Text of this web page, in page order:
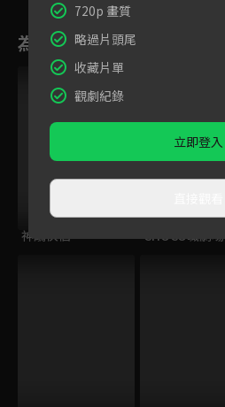
為您推薦
VIP
神鵰俠侶 CHOCO職劇場
720p 畫質
略過片頭尾
收藏片單
觀劇紀錄
立即登入